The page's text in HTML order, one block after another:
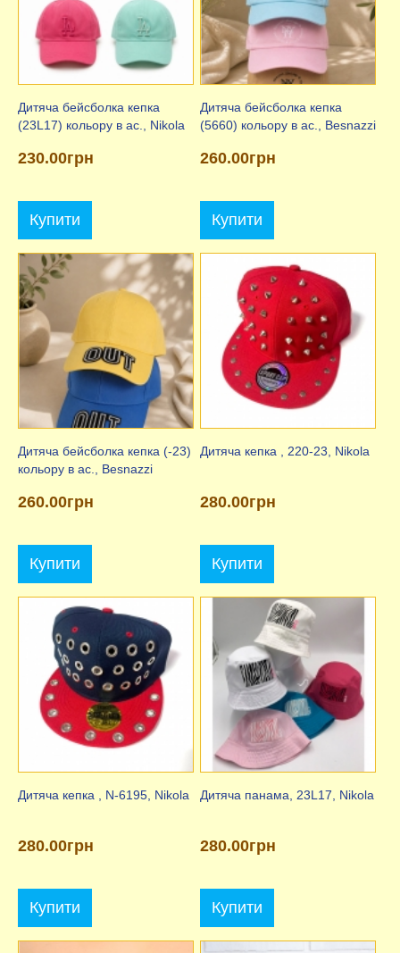
Дитяча бейсболка кепка
(23L17) кольору в ас., Nikola
230.00грн
Купити
Дитяча бейсболка кепка
(5660) кольору в ас., Besnazzi
260.00грн
Купити
Дитяча бейсболка кепка (-23)
кольору в ас., Besnazzi
260.00грн
Купити
Дитяча кепка , 220-23, Nikola
280.00грн
Купити
Дитяча кепка , N-6195, Nikola
280.00грн
Купити
Дитяча панама, 23L17, Nikola
280.00грн
Купити